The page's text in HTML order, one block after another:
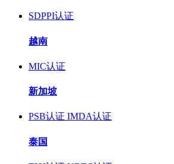
SDPPI认证
越南
MIC认证
新加坡
PSB认证 IMDA认证
泰国